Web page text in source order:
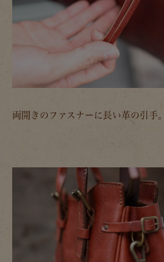
両開きのファスナーに長い革の引手。